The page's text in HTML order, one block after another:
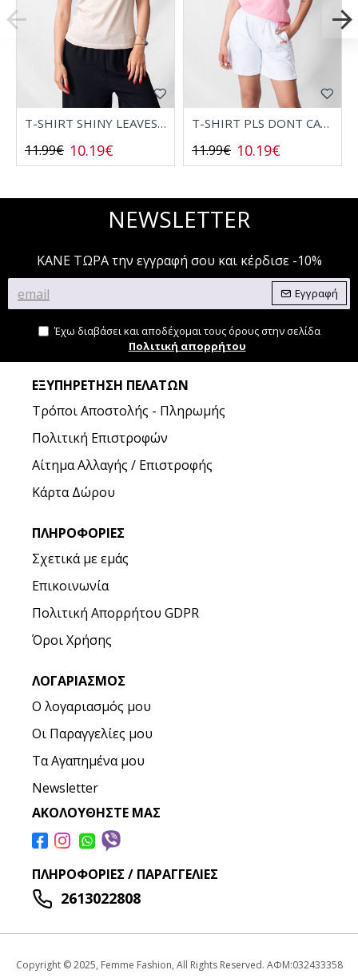
T-SHIRT SHINY LEAVES 2532006
10.19€
11.99€
T-SHIRT PLS DONT CALL 2532008
10.19€
11.99€
NEWSLETTER
ΚΑΝΕ ΤΩΡΑ την εγγραφή σου και κέρδισε -10%
Εγγραφή
Έχω διαβάσει και αποδέχομαι τους όρους στην σελίδα
Πολιτική απορρήτου
ΕΞΥΠΗΡΈΤΗΣΗ ΠΕΛΑΤΏΝ
Τρόποι Αποστολής - Πληρωμής
Πολιτική Επιστροφών
Αίτημα Αλλαγής / Επιστροφής
Κάρτα Δώρου
ΠΛΗΡΟΦΟΡΊΕΣ
Σχετικά με εμάς
Επικοινωνία
Πολιτική Απορρήτου GDPR
Όροι Χρήσης
ΛΟΓΑΡΙΑΣΜΌΣ
Ο λογαριασμός μου
Οι Παραγγελίες μου
Τα Αγαπημένα μου
Newsletter
ΑΚΟΛΟΥΘΉΣΤΕ ΜΑΣ
ΠΛΗΡΟΦΟΡΊΕΣ / ΠΑΡΑΓΓΕΛΊΕΣ
2613022808
Copyright © 2025, Femme Fashion, All Rights Reserved. ΑΦΜ:032433358